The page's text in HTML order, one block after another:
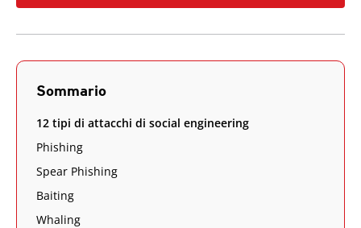
Sommario
12 tipi di attacchi di social engineering
Phishing
Spear Phishing
Baiting
Whaling